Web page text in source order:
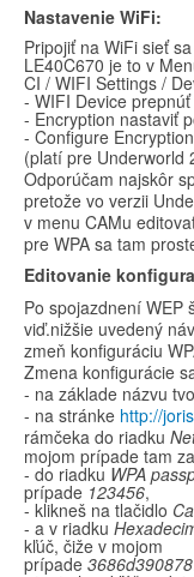
Nastavenie WiFi:
Pripojiť na WiFi sieť
LE40C670 je to v
CI / WIFI Settings /
- WIFI Device
- Encryption nastaviť
- Configure
(platí pre Underworld
Odporúčam najskôr
pretože vo verzii
v menu CAMu
pre WPA sa tam
Editovanie
Po spojazdnení WEP
viď.nižšie uvedený
zmeň konfiguráciu
Zmena konfigurácie
- na základe názvu
- na stránke http://
rámčeka do riadku
mojom prípade tam
- do riadku WPA
prípade 123456,
- klikneš na tlačidlo
- a v riadku
kľúč, čiže v mojom
prípade